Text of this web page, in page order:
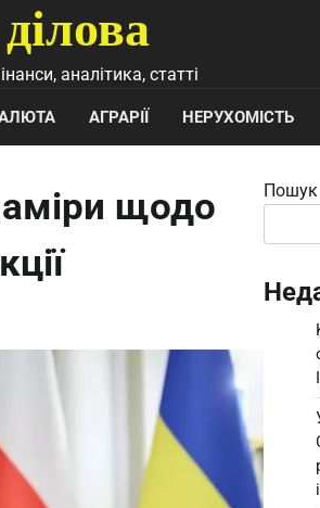
аналітика, статті
АГРАРІЇ НЕРУХОМІСТЬ
щодо
Пошук